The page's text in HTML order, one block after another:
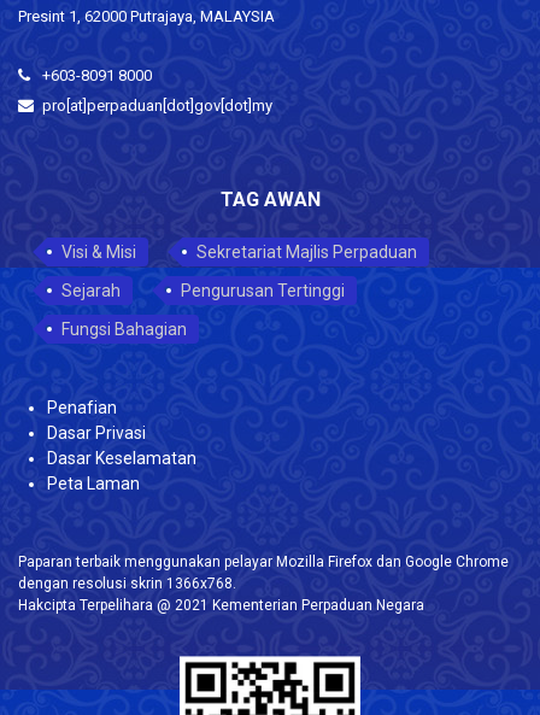
Presint 1, 62000 Putrajaya, MALAYSIA
+603-8091 8000
pro[at]perpaduan[dot]gov[dot]my
TAG AWAN
Visi & Misi
Sekretariat Majlis Perpaduan
Sejarah
Pengurusan Tertinggi
Fungsi Bahagian
Penafian
Dasar Privasi
Dasar Keselamatan
Peta Laman
Paparan terbaik menggunakan pelayar Mozilla Firefox dan Google Chrome
dengan resolusi skrin 1366x768.
Hakcipta Terpelihara @ 2021 Kementerian Perpaduan Negara